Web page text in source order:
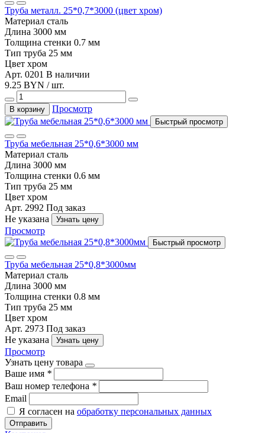
Труба металл. 25*0,7*3000 (цвет хром)
Материал сталь
Длина 3000 мм
Толщина стенки 0.7 мм
Тип труба 25 мм
Цвет хром
Арт. 0201 В наличии
9.25 BYN / шт.
В корзину Просмотр
Быстрый просмотр
Труба мебельная 25*0,6*3000 мм
Материал сталь
Длина 3000 мм
Толщина стенки 0.6 мм
Тип труба 25 мм
Цвет хром
Арт. 2992 Под заказ
Не указана
Узнать цену
Просмотр
Быстрый просмотр
Труба мебельная 25*0,8*3000мм
Материал сталь
Длина 3000 мм
Толщина стенки 0.8 мм
Тип труба 25 мм
Цвет хром
Арт. 2973 Под заказ
Не указана
Узнать цену
Просмотр
Узнать цену товара
Ваше имя *
Ваш номер телефона *
Email
Я согласен на обработку персональных данных
Отправить